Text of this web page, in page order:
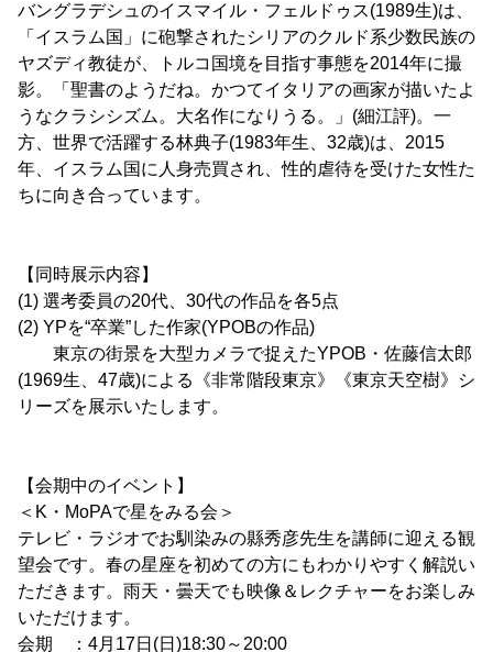
バングラデシュのイスマイル・フェルドゥス(1989生)は、
「イスラム国」に砲撃されたシリアのクルド系少数民族の
ヤズディ教徒が、トルコ国境を目指す事態を2014年に撮
影。「聖書のようだね。かつてイタリアの画家が描いたよ
うなクラシシズム。大名作になりうる。」(細江評)。一
方、世界で活躍する林典子(1983年生、32歳)は、2015
年、イスラム国に人身売買され、性的虐待を受けた女性た
ちに向き合っています。
【同時展示内容】
(1) 選考委員の20代、30代の作品を各5点
(2) YPを“卒業”した作家(YPOBの作品)
東京の街景を大型カメラで捉えたYPOB・佐藤信太郎
(1969生、47歳)による《非常階段東京》《東京天空樹》シ
リーズを展示いたします。
【会期中のイベント】
＜K・MoPAで星をみる会＞
テレビ・ラジオでお馴染みの縣秀彦先生を講師に迎える観
望会です。春の星座を初めての方にもわかりやすく解説い
ただきます。雨天・曇天でも映像＆レクチャーをお楽しみ
いただけます。
会期 ：4月17日(日)18:30～20:00